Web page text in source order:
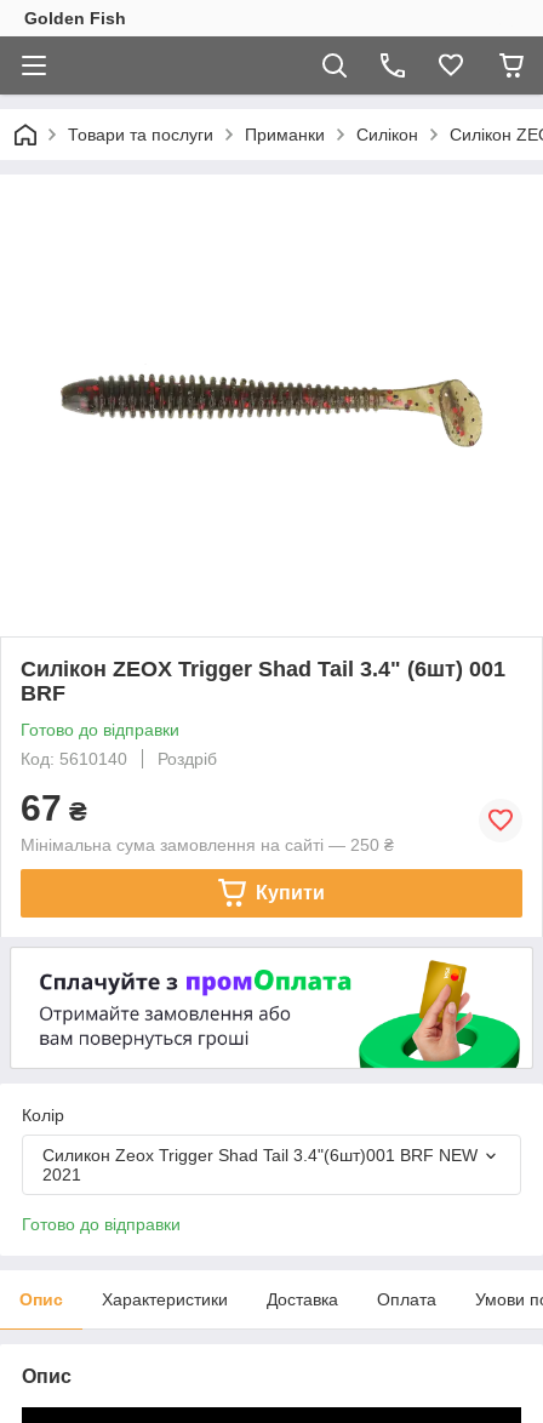
Golden Fish
Товари та послуги Приманки Силікон Силікон
Силікон ZEOX Trigger Shad Tail 3.4" (6шт) 001
BRF
Готово до відправки
Код: 5610140
Роздріб
67 ₴
Мінімальна сума замовлення на сайті — 250 ₴
Купити
Колір
Силикон Zeox Trigger Shad Tail 3.4"(6шт)001 BRF NEW
2021
Готово до відправки
Опис Характеристики Доставка Оплата Умови
Опис